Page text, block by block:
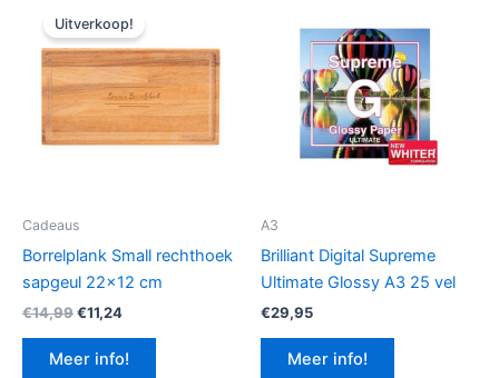
Uitverkoop!
Cadeaus
Borrelplank Small rechthoek
sapgeul 22×12 cm
€14,99Oorspronkelijke
was:
€14,99.
€11,24Huidige
is:
€11,24.
Meer info!
A3
Brilliant Digital Supreme
Ultimate Glossy A3 25 vel
€29,95
Meer info!